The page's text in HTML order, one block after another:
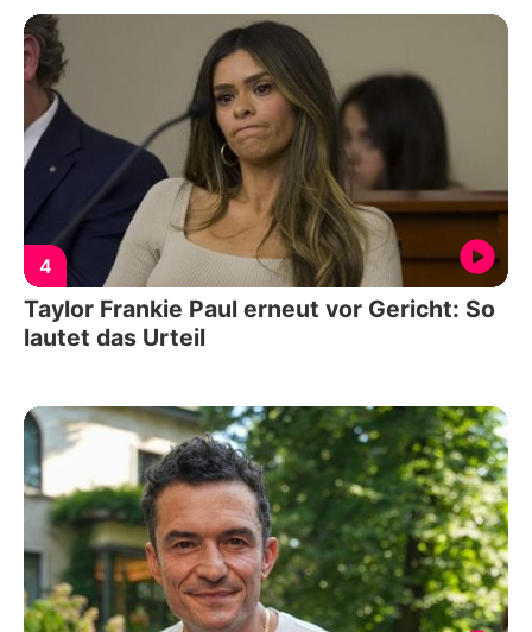
4
Taylor Frankie Paul erneut vor Gericht: So
lautet das Urteil